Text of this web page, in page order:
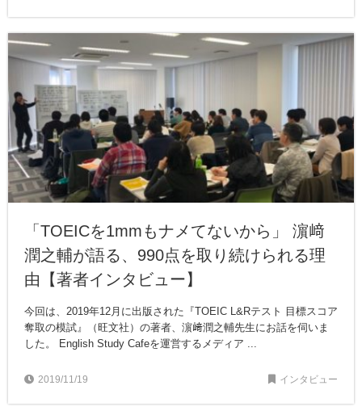
「TOEICを1mmもナメてないから」 濵﨑
潤之輔が語る、990点を取り続けられる理
由【著者インタビュー】
今回は、2019年12月に出版された『TOEIC L&Rテスト 目標スコア
奪取の模試』（旺文社）の著者、濵﨑潤之輔先生にお話を伺いま
した。 English Study Cafeを運営するメディア ...
2019/11/19 インタビュー